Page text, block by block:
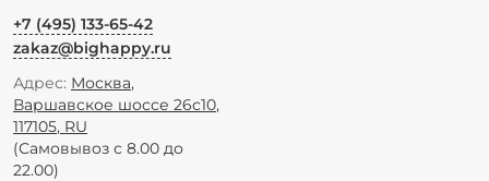
+7 (495) 133-65-42
zakaz@bighappy.ru
Адрес: Москва,
Варшавское шоссе 26с10,
117105, RU
(Самовывоз с 8.00 до
22.00)